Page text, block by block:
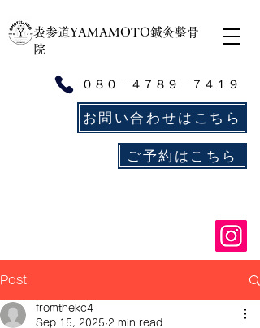
​表参道YAMAMOTO鍼灸整骨
院
ご予約はこちら
０８０－４７８９－７４１９
お問い合わせはこちら
Post
fromthekc4
Sep 15, 2025 2 min read